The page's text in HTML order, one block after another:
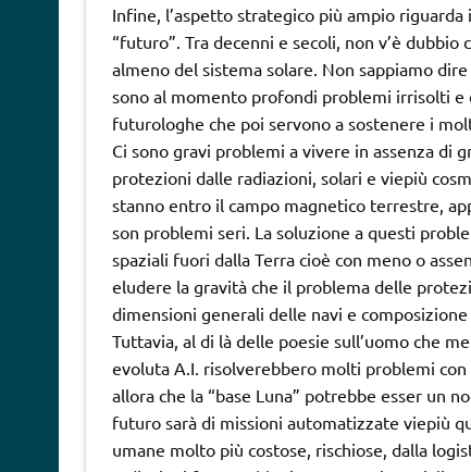
Infine, l’aspetto strategico più ampio
“futuro”. Tra decenni e secoli, non v’è
almeno del sistema solare. Non sappiamo
sono al momento profondi problemi irrisolti e
futurologhe che poi servono a sostenere i
Ci sono gravi problemi a vivere in assenza di
protezioni dalle radiazioni, solari e viepiù
stanno entro il campo magnetico terrestre,
son problemi seri. La soluzione a questi
spaziali fuori dalla Terra cioè con meno o
eludere la gravità che il problema delle
dimensioni generali delle navi e
Tuttavia, al di là delle poesie sull’uomo che
evoluta A.I. risolverebbero molti problemi
allora che la “base Luna” potrebbe esser un
futuro sarà di missioni automatizzate viepiù
umane molto più costose, rischiose, dalla